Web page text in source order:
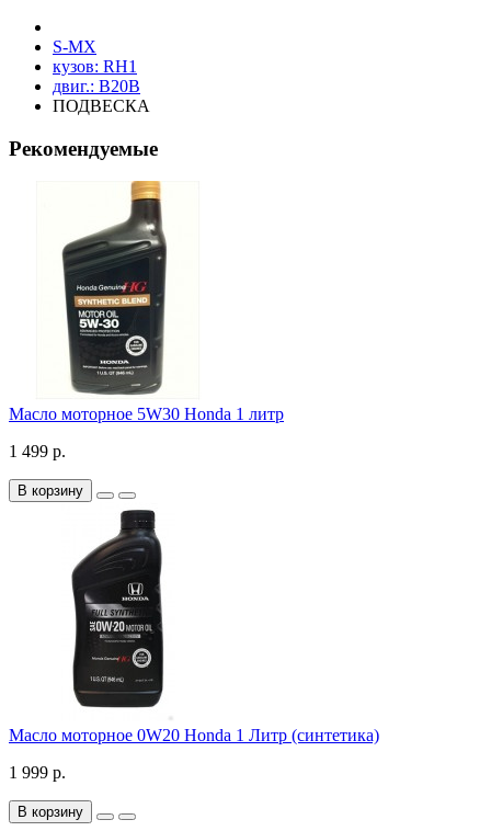
S-MX
кузов: RH1
двиг.: B20B
ПОДВЕСКА
Рекомендуемые
Масло моторное 5W30 Honda 1 литр
1 499 р.
В корзину
Масло моторное 0W20 Honda 1 Литр (синтетика)
1 999 р.
В корзину